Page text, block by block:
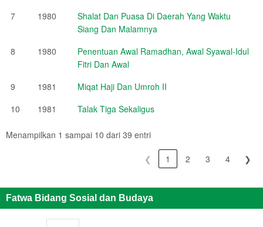
7
1980
Shalat Dan Puasa Di Daerah Yang Waktu
Siang Dan Malamnya
8
1980
Penentuan Awal Ramadhan, Awal Syawal-Idul
Fitri Dan Awal
9
1981
Miqat Haji Dan Umroh II
10
1981 Talak Tiga Sekaligus
Menampilkan 1 sampai 10 dari 39 entri
❮ 1 2 3 4 ❯
Fatwa Bidang Sosial dan Budaya